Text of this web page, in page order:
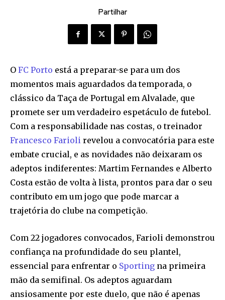
Partilhar
O FC Porto está a preparar-se para um dos
momentos mais aguardados da temporada, o
clássico da Taça de Portugal em Alvalade, que
promete ser um verdadeiro espetáculo de futebol.
Com a responsabilidade nas costas, o treinador
Francesco Farioli revelou a convocatória para este
embate crucial, e as novidades não deixaram os
adeptos indiferentes: Martim Fernandes e Alberto
Costa estão de volta à lista, prontos para dar o seu
contributo em um jogo que pode marcar a
trajetória do clube na competição.
Com 22 jogadores convocados, Farioli demonstrou
confiança na profundidade do seu plantel,
essencial para enfrentar o Sporting na primeira
mão da semifinal. Os adeptos aguardam
ansiosamente por este duelo, que não é apenas